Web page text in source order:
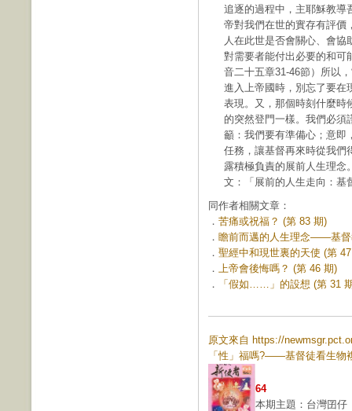
追逐的過程中，主耶穌教導
帝對我們在世的實存有評價
人在此世是否會關心、會
對需要者能付出必要的和可
音二十五章31-46節）所以
進入上帝國時，別忘了要在
表現。又，那個時刻什麼時
的突然登門一樣。我們必須
籲：我們要有準備心；意即
任務，讓基督再來時從我們
露積極負責的展前人生理念
文：「展前的人生走向：基
同作者相關文章：
． 苦痛或祝福？ (第 83 期)
． 瞻前而邁的人生理念——基督
． 聖經中和現世裏的天使 (第
． 上帝會後悔嗎？ (第 46 期)
．
「假如……」的設想 (第 31
原文來自 https://
「性」福嗎?——基督徒看生物
64
本期主題：台灣囝